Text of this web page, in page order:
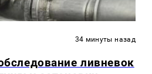
34 минуты назад
ливневок